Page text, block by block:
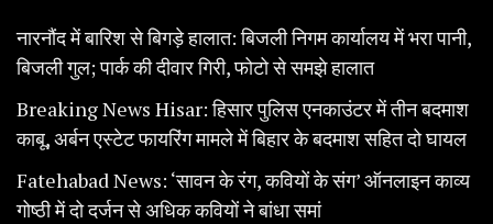
नारनौंद में बारिश से बिगड़े हालात: बिजली निगम कार्यालय में भरा पानी,
बिजली गुल; पार्क की दीवार गिरी, फोटो से समझे हालात
Breaking News Hisar: हिसार पुलिस एनकाउंटर में तीन बदमाश
काबू, अर्बन एस्टेट फायरिंग मामले में बिहार के बदमाश सहित दो घायल
Fatehabad News: ‘सावन के रंग, कवियों के संग’ ऑनलाइन काव्य
गोष्ठी में दो दर्जन से अधिक कवियों ने बांधा समां